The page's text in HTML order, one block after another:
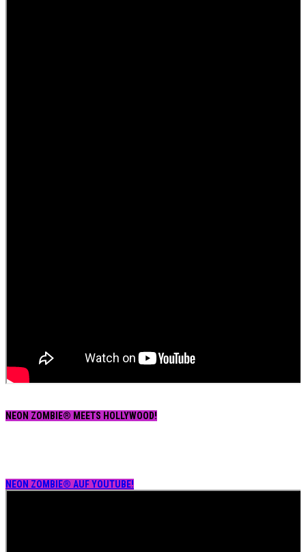
NEON ZOMBIE® MEETS HOLLYWOOD!
NEON ZOMBIE® AUF YOUTUBE!